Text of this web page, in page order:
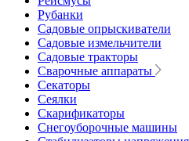
Рубанки
Садовые опрыскиватели
Садовые измельчители
Садовые тракторы
Сварочные аппараты
Секаторы
Сеялки
Скарификаторы
Снегоуборочные машины